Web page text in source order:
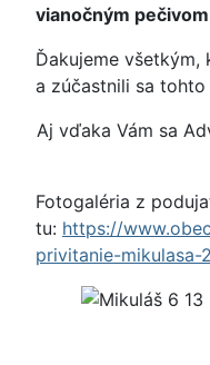
vianočným pečivom
Ďakujeme
a zúčastnili sa
Aj vďaka Vám sa
Fotogaléria z
tu: https://
privitanie-mikulasa-